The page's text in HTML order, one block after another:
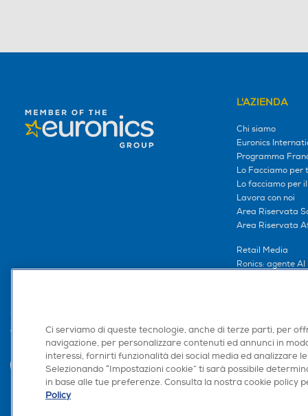
L'AZIENDA
Chi siamo
Euronics
Programma
Lo Facciamo per
Lo facciamo per
Lavora con noi
Area Riservata
Area Riservata
Retail Media
Ronics: agente AI
Trova negozioCi serviamo di queste tecnologie, anche di terze parti, per
navigazione, per personalizzare contenuti ed annunci in
interessi, fornirti funzionalità dei social media ed analizzare
Selezionando “Impostazioni cookie” ti sarà possibile
in base alle tue preferenze. Consulta la nostra cookie policy
Policy